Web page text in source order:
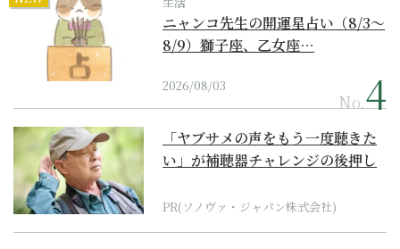
ニャンコ先生の開運星占い（8/3～
8/9）獅子座、乙女座…
2026/08/03
No.
「ヤブサメの声をもう一度聴きた
い」が補聴器チャレンジの後押し
PR(ソノヴァ・ジャパン株式会社)